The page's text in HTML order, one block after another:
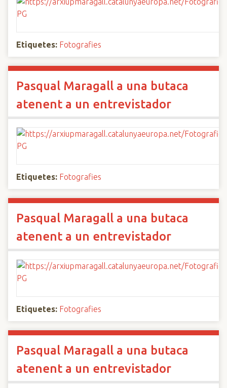
Etiquetes: Fotografies
Pasqual Maragall a una butaca
atenent a un entrevistador
Etiquetes: Fotografies
Pasqual Maragall a una butaca
atenent a un entrevistador
Etiquetes: Fotografies
Pasqual Maragall a una butaca
atenent a un entrevistador